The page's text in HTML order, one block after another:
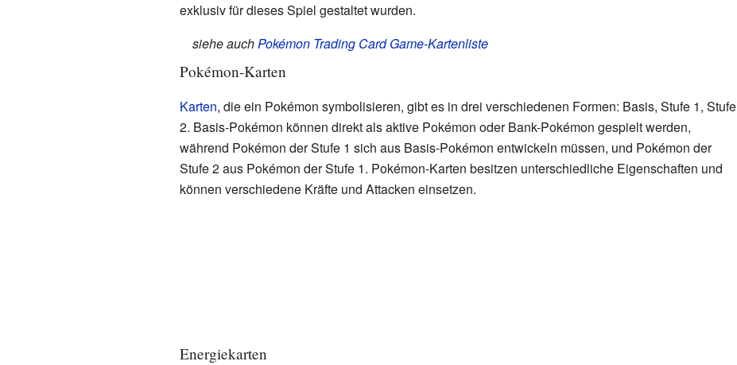
exklusiv für dieses Spiel gestaltet wurden.
siehe auchPokémon Trading Card Game-Kartenliste
Pokémon-Karten
Karten, die ein Pokémon symbolisieren, gibt es in drei verschiedenen Formen: Basis, Stufe 1, Stufe
2. Basis-Pokémon können direkt als aktive Pokémon oder Bank-Pokémon gespielt werden,
während Pokémon der Stufe 1 sich aus Basis-Pokémon entwickeln müssen, und Pokémon der
Stufe 2 aus Pokémon der Stufe 1. Pokémon-Karten besitzen unterschiedliche Eigenschaften und
können verschiedene Kräfte und Attacken einsetzen.
Energiekarten